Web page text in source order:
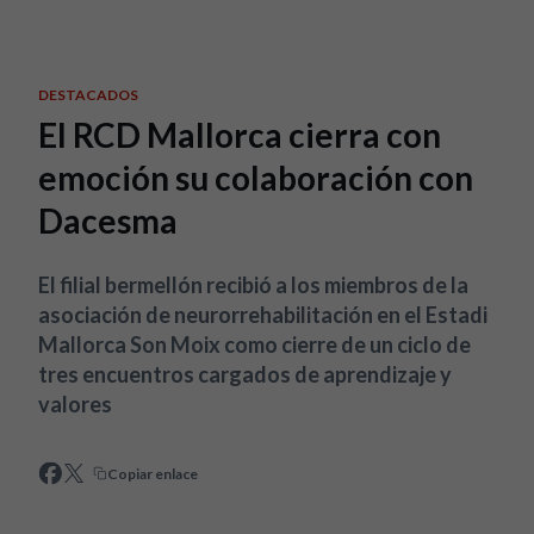
DESTACADOS
El RCD Mallorca cierra con
emoción su colaboración con
Dacesma
El filial bermellón recibió a los miembros de la
asociación de neurorrehabilitación en el Estadi
Mallorca Son Moix como cierre de un ciclo de
tres encuentros cargados de aprendizaje y
valores
Copiar enlace